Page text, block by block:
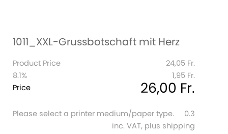
1011_XXL-Grussbotschaft mit Herz
Product Price
24,05 Fr.
8.1%
1,95 Fr.
Price
26,00 Fr.
Please select a printer medium/paper type.
0.3
inc. VAT, plus shipping